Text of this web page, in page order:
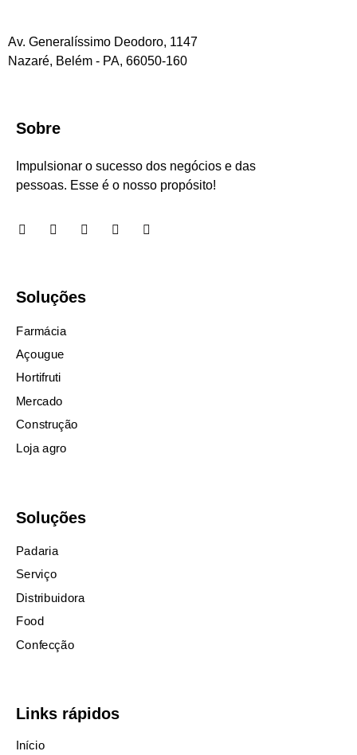
Av. Generalíssimo Deodoro, 1147
Nazaré, Belém - PA, 66050-160
Sobre
Impulsionar o sucesso dos negócios e das
pessoas. Esse é o nosso propósito!
Soluções
Farmácia
Açougue
Hortifruti
Mercado
Construção
Loja agro
Soluções
Padaria
Serviço
Distribuidora
Food
Confecção
Links rápidos
Início